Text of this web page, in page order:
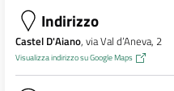
Indirizzo
Castel D'Aiano, via Val d’Aneva, 2
Visualizza indirizzo su Google Maps